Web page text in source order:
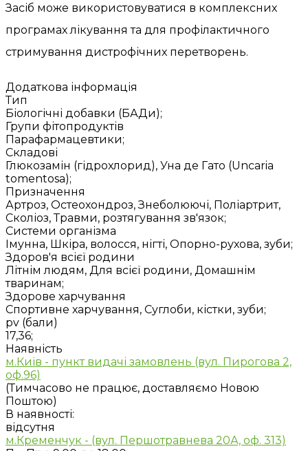
Засіб може використовуватися в комплексних
програмах лікування та для профілактичного
стримування дистрофічних перетворень.
Додаткова інформація
Тип
Біологічні добавки (БАДи);
Групи фітопродуктів
Парафармацевтики;
Складові
Глюкозамін (гідрохлорид), Уна де Гато (Uncaria
tomentosa);
Призначення
Артроз, Остеохондроз, Знеболюючі, Поліартрит,
Сколіоз, Травми, розтягування зв'язок;
Системи організма
Імунна, Шкіра, волосся, нігті, Опорно-рухова, зуби;
Здоров'я всієї родини
Літнім людям, Для всієї родини, Домашнім
тваринам;
Здорове харчування
Спортивне харчування, Суглоби, кістки, зуби;
pv (бали)
17,36;
Наявність
м.Київ - пункт видачі замовлень (вул. Пирогова 2,
оф.96)
(Тимчасово не працює, доставляємо Новою
Поштою)
В наявності:
відсутня
м.Кременчук - (вул. Першотравнева 20А, оф. 313)